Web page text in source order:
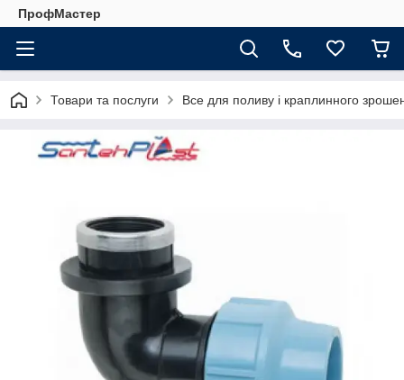
ПрофМастер
Товари та послуги Все для поливу і краплинного